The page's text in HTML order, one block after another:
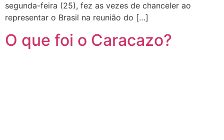
segunda-feira (25), fez as vezes de chanceler ao
representar o Brasil na reunião do […]
O que foi o Caracazo?